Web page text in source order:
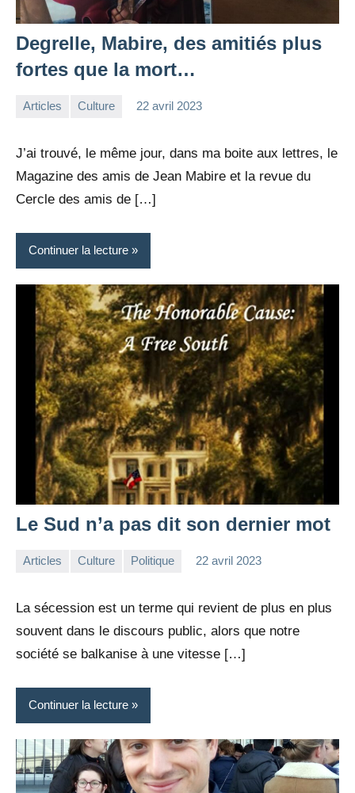
Degrelle, Mabire, des amitiés plus
fortes que la mort…
Articles Culture 22 avril 2023
J’ai trouvé, le même jour, dans ma boite aux lettres, le
Magazine des amis de Jean Mabire et la revue du
Cercle des amis de […]
Continuer la lecture
Le Sud n’a pas dit son dernier mot
Articles Culture Politique 22 avril 2023
La sécession est un terme qui revient de plus en plus
souvent dans le discours public, alors que notre
société se balkanise à une vitesse […]
Continuer la lecture